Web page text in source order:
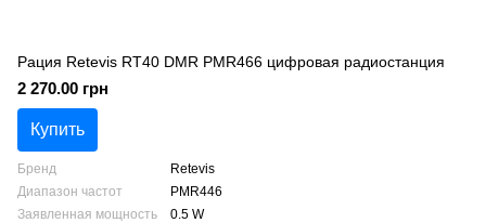
Рация Retevis RT40 DMR PMR466 цифровая радиостанция
2 270.00 грн
Купить
Бренд
Retevis
Диапазон частот
PMR446
Заявленная мощность
0.5 W